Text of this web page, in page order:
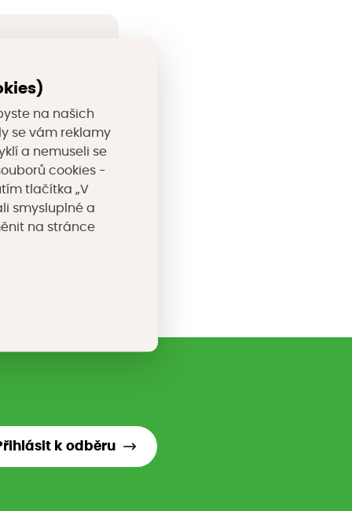
k odběru
na našich
se vám reklamy
a nemuseli se
cookies -
tlačítka „V
smysluplné a
na stránce